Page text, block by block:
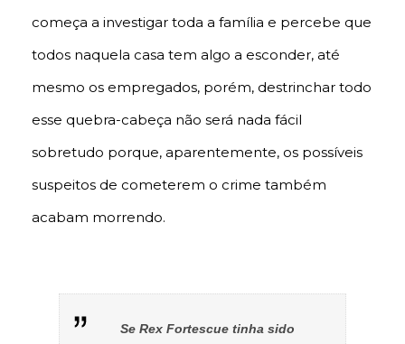
começa a investigar toda a família e percebe que
todos naquela casa tem algo a esconder, até
mesmo os empregados, porém, destrinchar todo
esse quebra-cabeça não será nada fácil
sobretudo porque, aparentemente, os possíveis
suspeitos de cometerem o crime também
acabam morrendo.
Se Rex Fortescue tinha sido